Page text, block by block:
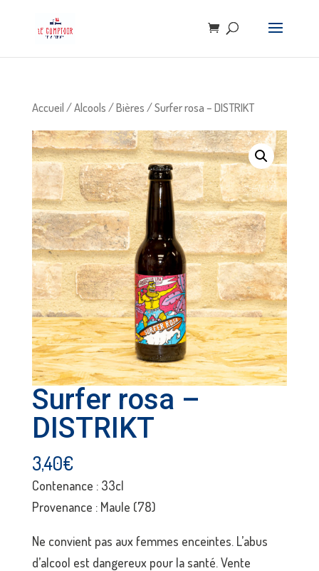
Accueil/Alcools/Bières/ Surfer rosa – DISTRIKT
Surfer rosa –
DISTRIKT
3,40€
Contenance : 33cl
Provenance : Maule (78)
Ne convient pas aux femmes enceintes. L’abus
d’alcool est dangereux pour la santé. Vente